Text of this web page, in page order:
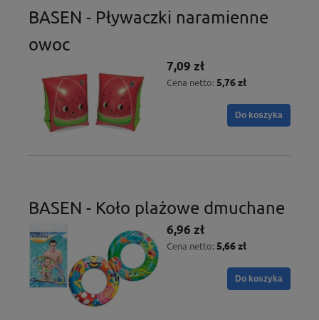
BASEN - Pływaczki naramienne
owoc
7,09 zł
Cena netto: 5,76 zł
Do koszyka
BASEN - Koło plażowe dmuchane
6,96 zł
Cena netto: 5,66 zł
Do koszyka